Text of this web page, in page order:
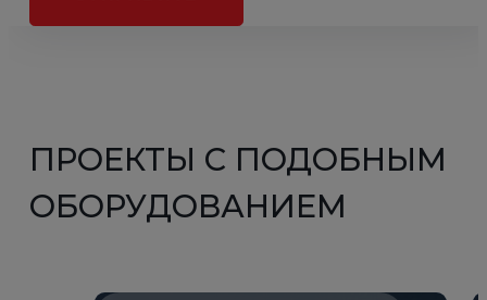
ПРОЕКТЫ С ПОДОБНЫМ
ОБОРУДОВАНИЕМ